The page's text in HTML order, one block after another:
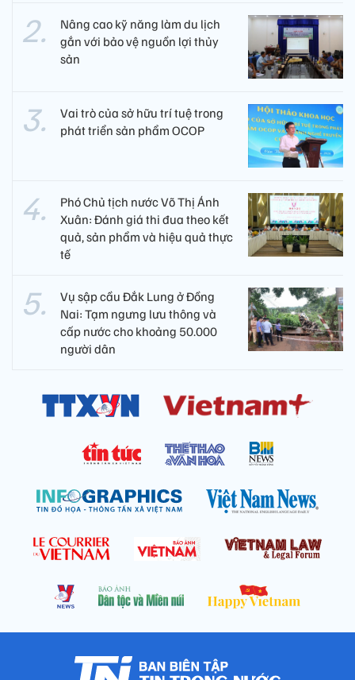
Nâng cao kỹ năng làm du lịch
gắn với bảo vệ nguồn lợi thủy
sản
Vai trò của sở hữu trí tuệ trong
phát triển sản phẩm OCOP
Phó Chủ tịch nước Võ Thị Ánh
Xuân: Đánh giá thi đua theo kết
quả, sản phẩm và hiệu quả thực
tế
Vụ sập cầu Đắk Lung ở Đồng
Nai: Tạm ngưng lưu thông và
cấp nước cho khoảng 50.000
người dân